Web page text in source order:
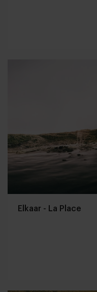
Elkaar - La Place